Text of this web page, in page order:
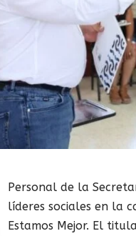
Personal de la
líderes sociales en la
Estamos Mejor. El